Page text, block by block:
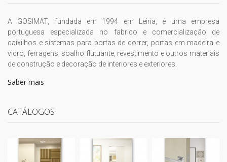
A GOSIMAT, fundada em 1994 em Leiria, é uma empresa
portuguesa especializada no fabrico e comercialização de
caixilhos e sistemas para portas de correr, portas em madeira e
vidro, ferragens, soalho flutuante, revestimento e outros materiais
de construção e decoração de interiores e exteriores.
Saber mais
CATÁLOGOS